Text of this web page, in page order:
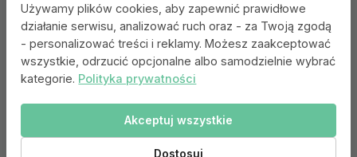
Sci-Fi 2026
Animacje 2026
Romantyczne 2026
Portal:
Używamy plików cookies, aby zapewnić prawidłowe
działanie serwisu, analizować ruch oraz - za Twoją zgodą
- personalizować treści i reklamy. Możesz zaakceptować
wszystkie, odrzucić opcjonalne albo samodzielnie wybrać
kategorie. Polityka prywatności
Dostosuj
Akceptuj wszystkie